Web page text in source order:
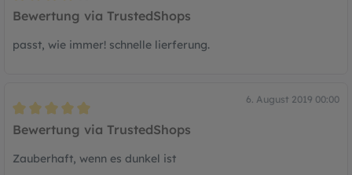
Bewertung mit 4 von 5 Sternen
Bewertung via TrustedShops
passt, wie immer! schnelle lierferung.
6. August 2019 00:00
Bewertung mit 5 von 5 Sternen
Bewertung via TrustedShops
Zauberhaft, wenn es dunkel ist